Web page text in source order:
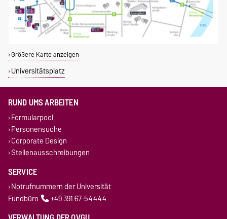
Größere Karte anzeigen
Universitätsplatz
RUND UMS ARBEITEN
Formularpool
Personensuche
Corporate Design
Stellenausschreibungen
SERVICE
Notrufnummern der Universität
Fundbüro
+49 391 67-54444